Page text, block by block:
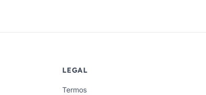
LEGAL
Termos